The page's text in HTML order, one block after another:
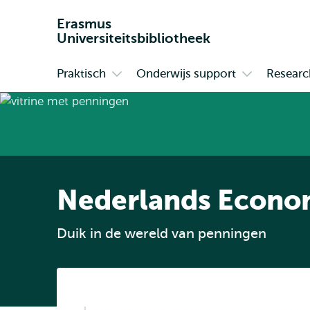
Erasmus
Universiteitsbibliotheek
Primair
Praktisch
submenu
Onderwijs support
Nederlands
Duik in de wereld van penningen